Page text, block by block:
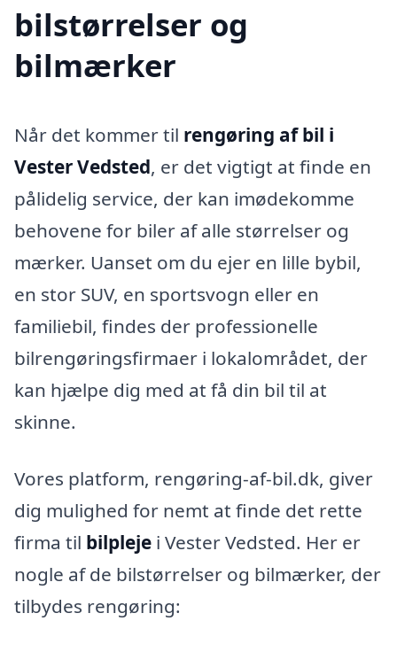
bilstørrelser og
bilmærker
Når det kommer til rengøring af bil i
Vester Vedsted, er det vigtigt at finde en
pålidelig service, der kan imødekomme
behovene for biler af alle størrelser og
mærker. Uanset om du ejer en lille bybil,
en stor SUV, en sportsvogn eller en
familiebil, findes der professionelle
bilrengøringsfirmaer i lokalområdet, der
kan hjælpe dig med at få din bil til at
skinne.
Vores platform, rengøring-af-bil.dk, giver
dig mulighed for nemt at finde det rette
firma til bilpleje i Vester Vedsted. Her er
nogle af de bilstørrelser og bilmærker, der
tilbydes rengøring: